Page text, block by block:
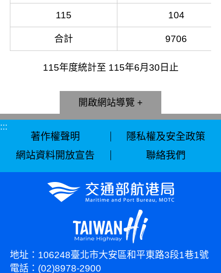
115 104
合計 9706
115年度統計至 115年6月30日止
網站導覽
:::
著作權聲明
隱私權及安全政策
網站資料開放宣告
聯絡我們
地址：106248臺北市大安區和平東路3段1巷1號
電話：(02)8978-2900